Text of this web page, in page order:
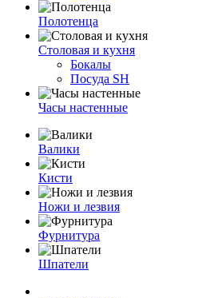
Полотенца
Столовая и кухня
Бокалы
Посуда SH
Часы настенные
Валики
Кисти
Ножи и лезвия
Фурнитура
Шпатели